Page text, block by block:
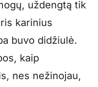
uždengtą tik
karinius
buvo didžiulė.
kaip
nes nežinojau,